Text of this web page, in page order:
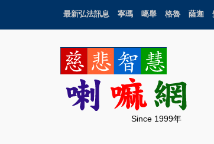
最新弘法訊息 寧瑪 噶舉 格魯 薩迦
Since 1999年